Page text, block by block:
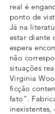
real é
ponto de
Já na
estar diante
espera
não
situações
Virginia
ficção
fato”.